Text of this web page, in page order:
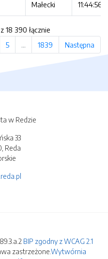
Małecki
11:44:56
18 390 łącznie
5 … 1839 Następna
w Redzie
33
Reda
BIP zgodny z WCAG 2.1
zastrzeżone.Wytwórnia